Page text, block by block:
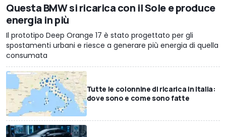
Questa BMW si ricarica con il Sole e produce
energia in più
Il prototipo Deep Orange 17 è stato progettato per gli
spostamenti urbani e riesce a generare più energia di quella
consumata
Tutte le colonnine di ricarica in Italia:
dove sono e come sono fatte